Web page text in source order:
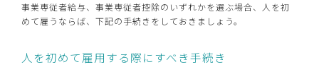
事業専従者給与、事業専従者控除のいずれかを選ぶ場合、人を初
めて雇うならば、下記の手続きをしておきましょう。
人を初めて雇用する際にすべき手続き